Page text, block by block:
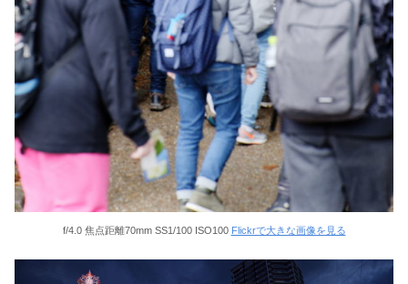
f/4.0 焦点距離70mm SS1/100 ISO100 Flickrで大きな画像を見る